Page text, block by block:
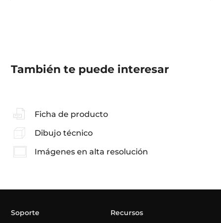
También te puede interesar
Ficha de producto
Dibujo técnico
Imágenes en alta resolución
Soporte Recursos